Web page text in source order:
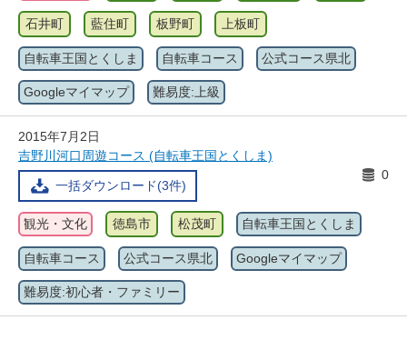
石井町 藍住町 板野町 上板町
自転車王国とくしま 自転車コース 公式コース県北
Googleマイマップ 難易度:上級
2015年7月2日
吉野川河口周遊コース (自転車王国とくしま)
一括ダウンロード(3件)
0
観光・文化 徳島市 松茂町 自転車王国とくしま
自転車コース 公式コース県北 Googleマイマップ
難易度:初心者・ファミリー